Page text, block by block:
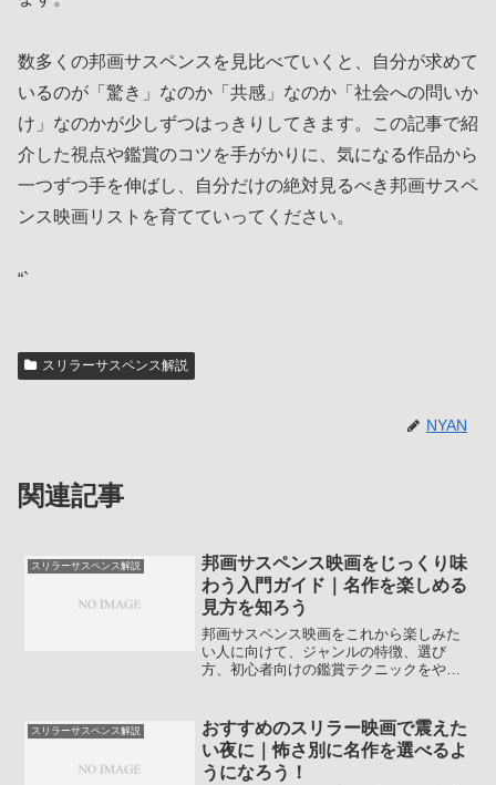
数多くの邦画サスペンスを見比べていくと、自分が求めて
いるのが「驚き」なのか「共感」なのか「社会への問いか
け」なのかが少しずつはっきりしてきます。この記事で紹
介した視点や鑑賞のコツを手がかりに、気になる作品から
一つずつ手を伸ばし、自分だけの絶対見るべき邦画サスペ
ンス映画リストを育てていってください。
“`
スリラーサスペンス解説
NYAN
関連記事
スリラーサスペンス解説
邦画サスペンス映画をじっくり味
わう入門ガイド｜名作を楽しめる
見方を知ろう
邦画サスペンス映画をこれから楽しみた
い人に向けて、ジャンルの特徴、選び
方、初心者向けの鑑賞テクニックをやさ
に合う一本から安心して味わえるように
なります。作品探しの迷いを減らしたい
人にも役立つ内容です。
スリラーサスペンス解説
おすすめのスリラー映画で震えた
い夜に｜怖さ別に名作を選べるよ
うになろう！